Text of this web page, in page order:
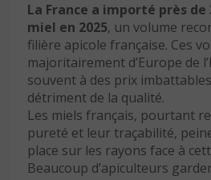
La France a importé près de
miel en 2025, un volume
filière apicole française. Ces
majoritairement d’Europe de
souvent à des prix
détriment de la qualité.
Les miels français, pourtant
pureté et leur traçabilité,
place sur les rayons face à
Beaucoup d’apiculteurs